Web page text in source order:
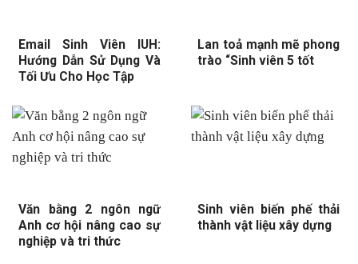
Email Sinh Viên IUH:
Hướng Dẫn Sử Dụng Và
Tối Ưu Cho Học Tập
Lan toả mạnh mẽ phong
trào “Sinh viên 5 tốt
Văn bằng 2 ngôn ngữ
Anh cơ hội nâng cao sự
nghiệp và tri thức
Sinh viên biến phế thải
thành vật liệu xây dựng